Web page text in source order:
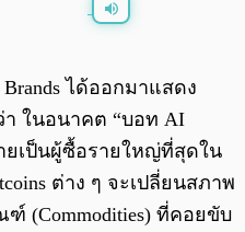
ได้ออกมาแสดง
ในอนาคต “บอท AI
ยเป็นผู้ซื้อรายใหญ่ที่สุดใน
ต่าง ๆ จะเปลี่ยนสภาพ
(Commodities) ที่คอยขับ